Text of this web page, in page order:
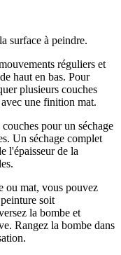
surface à peindre.
réguliers et
haut en bas. Pour
plusieurs couches
une finition mat.
pour un séchage
Un séchage complet
l'épaisseur de la
ou mat, vous pouvez
soit
la bombe et
Rangez la bombe dans